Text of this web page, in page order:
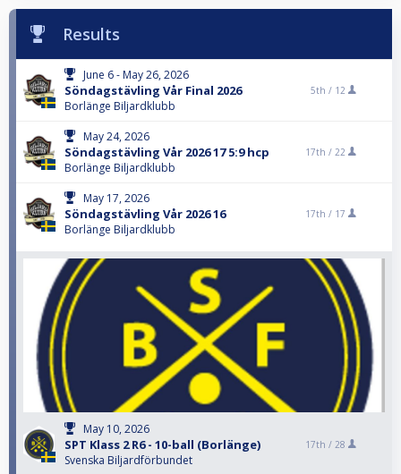
Results
June 6 - May 26, 2026
Söndagstävling Vår Final 2026
Borlänge Biljardklubb
5th / 12
May 24, 2026
Söndagstävling Vår 2026 17 5:9 hcp
Borlänge Biljardklubb
17th / 22
May 17, 2026
Söndagstävling Vår 2026 16
Borlänge Biljardklubb
17th / 17
May 10, 2026
SPT Klass 2 R6 - 10-ball (Borlänge)
Svenska Biljardförbundet
17th / 28